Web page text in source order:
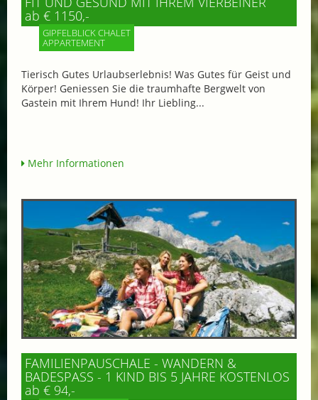
ab € 1150,-
GIPFELBLICK CHALET
APPARTEMENT
Tierisch Gutes Urlaubserlebnis! Was Gutes für Geist und
Körper! Geniessen Sie die traumhafte Bergwelt von
Gastein mit Ihrem Hund! Ihr Liebling...
Mehr Informationen
FAMILIENPAUSCHALE - WANDERN &
BADESPASS - 1 KIND BIS 5 JAHRE KOSTENLOS
ab € 94,-